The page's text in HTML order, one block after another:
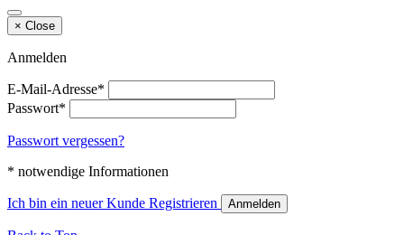
× Close
Anmelden
E-Mail-Adresse*
Passwort*
Passwort vergessen?
* notwendige Informationen
Ich bin ein neuer Kunde Registrieren Anmelden